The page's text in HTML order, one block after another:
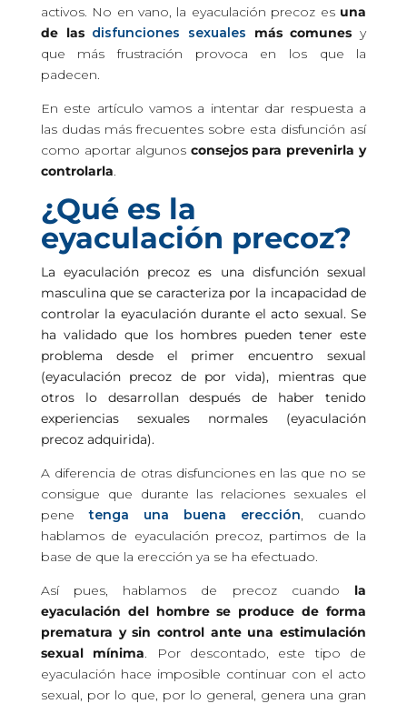
activos. No en vano, la eyaculación precoz es una
de las disfunciones sexuales más comunesy
que más frustración provoca en los que la
padecen.
En este artículo vamos a intentar dar respuesta a
las dudas más frecuentes sobre esta disfunción así
como aportar algunos consejos para prevenirla y
controlarla.
¿Qué es la
eyaculación precoz?
La eyaculación precoz es una disfunción sexual
masculina que se caracteriza por la incapacidad de
controlar la eyaculación durante el acto sexual. Se
ha validado que los hombres pueden tener este
problema desde el primer encuentro sexual
(eyaculación precoz de por vida), mientras que
otros lo desarrollan después de haber tenido
experiencias sexuales normales (eyaculación
precoz adquirida).
A diferencia de otras disfunciones en las que no se
consigue que durante las relaciones sexuales el
penetenga una buena erección, cuando
hablamos de eyaculación precoz, partimos de la
base de que la erección ya se ha efectuado.
Así pues, hablamos de precoz cuando la
eyaculación del hombre se produce de forma
prematura y sin control ante una estimulación
sexual mínima. Por descontado, este tipo de
eyaculación hace imposible continuar con el acto
sexual, por lo que, por lo general, genera una gran